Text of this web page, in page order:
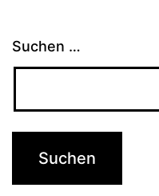
Suchen …